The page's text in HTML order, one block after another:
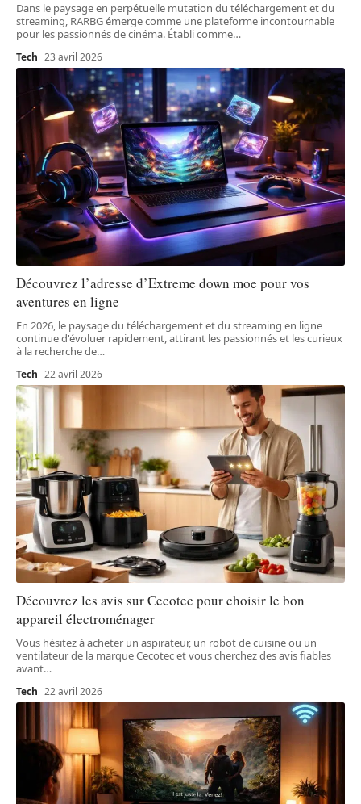
Dans le paysage en perpétuelle mutation du téléchargement et du
streaming, RARBG émerge comme une plateforme incontournable
pour les passionnés de cinéma. Établi comme…
Tech 23 avril 2026
Découvrez l’adresse d’Extreme down moe pour vos
aventures en ligne
En 2026, le paysage du téléchargement et du streaming en ligne
continue d'évoluer rapidement, attirant les passionnés et les curieux
à la recherche de…
Tech 22 avril 2026
Découvrez les avis sur Cecotec pour choisir le bon
appareil électroménager
Vous hésitez à acheter un aspirateur, un robot de cuisine ou un
ventilateur de la marque Cecotec et vous cherchez des avis fiables
avant…
Tech 22 avril 2026